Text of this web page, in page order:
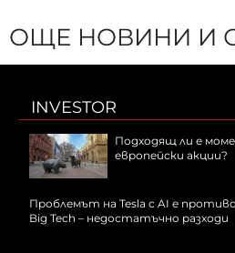
ОЩЕ НОВИНИ И
INVESTOR
Подходящ ли е
европейски акции?
Проблемът на Tesla с AI е
Big Tech – недостатъчно разходи